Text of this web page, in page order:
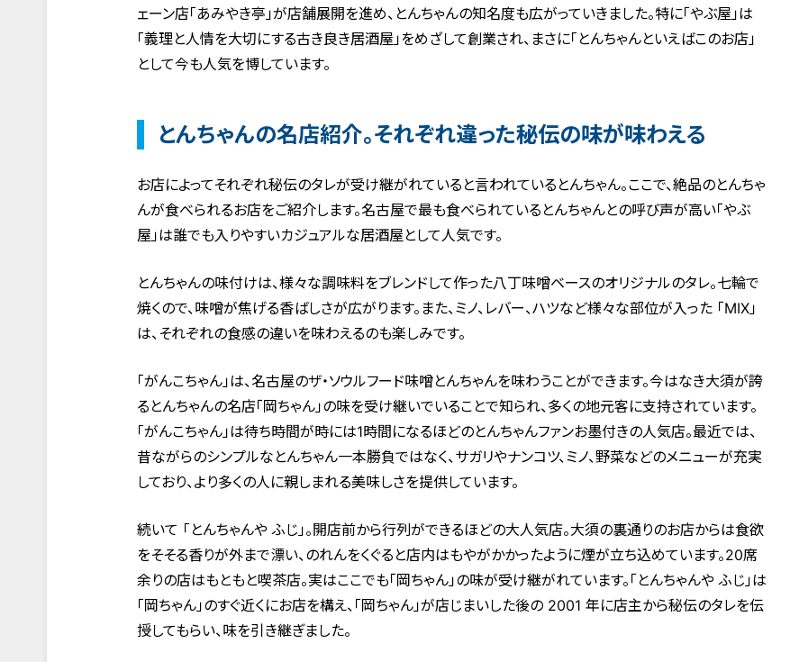
ェーン店「あみやき亭」が店舗展開を進め、とんちゃんの知名度も広がっていきました。特に「やぶ屋」は
「義理と人情を大切にする古き良き居酒屋」をめざして創業され、まさに「とんちゃんといえばこのお店」
として今も人気を博しています。
とんちゃんの名店紹介。それぞれ違った秘伝の味が味わえる
お店によってそれぞれ秘伝のタレが受け継がれていると言われているとんちゃん。ここで、絶品のとんちゃ
んが食べられるお店をご紹介します。名古屋で最も食べられているとんちゃんとの呼び声が高い「やぶ
屋」は誰でも入りやすいカジュアルな居酒屋として人気です。
とんちゃんの味付けは、様々な調味料をブレンドして作った八丁味噌ベースのオリジナルのタレ。七輪で
焼くので、味噌が焦げる香ばしさが広がります。また、ミノ、レバー、ハツなど様々な部位が入った 「MIX」
は、それぞれの食感の違いを味わえるのも楽しみです。
「がんこちゃん」は、名古屋のザ・ソウルフード味噌とんちゃんを味わうことができます。今はなき大須が誇
るとんちゃんの名店「岡ちゃん」の味を受け継いでいることで知られ、多くの地元客に支持されています。
「がんこちゃん」は待ち時間が時には1時間になるほどのとんちゃんファンお墨付きの人気店。最近では、
昔ながらのシンプルなとんちゃん一本勝負ではなく、サガリやナンコツ、ミノ、野菜などのメニューが充実
しており、より多くの人に親しまれる美味しさを提供しています。
続いて 「とんちゃんや ふじ」。開店前から行列ができるほどの大人気店。大須の裏通りのお店からは食欲
をそそる香りが外まで漂い、のれんをくぐると店内はもやがかかったように煙が立ち込めています。20席
余りの店はもともと喫茶店。実はここでも「岡ちゃん」の味が受け継がれています。「とんちゃんや ふじ」は
「岡ちゃん」のすぐ近くにお店を構え、「岡ちゃん」が店じまいした後の 2001 年に店主から秘伝のタレを伝
授してもらい、味を引き継ぎました。